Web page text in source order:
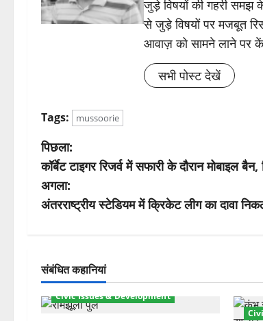
जुड़े विषयों की गहरी समझ के
से जुड़े विषयों पर मजबूत
आवाज़ को सामने लाने पर
सभी पोस्ट देखें
Tags: mussoorie
पो
स्ट
ने
गे
श
पिछला:
कॉर्बेट टाइगर रिजर्व में सफारी के दौरान मोबाइल
अगला:
अंतरराष्ट्रीय स्टेडियम में क्रिकेट लीग का दावा
संबंधित कहानियां
Civic Issues & Development